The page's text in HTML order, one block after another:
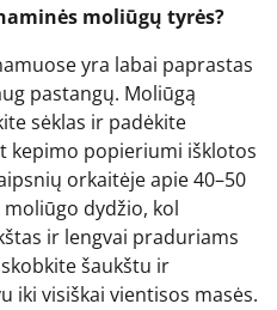
moliūgų tyrės?
yra labai paprastas
pastangų. Moliūgą
sėklas ir padėkite
kepimo popieriumi išklotos
orkaitėje apie 40–50
dydžio, kol
ir lengvai praduriams
šaukštu ir
visiškai vientisos masės.